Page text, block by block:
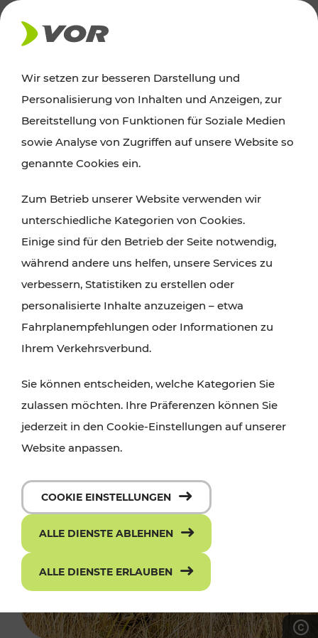
AKTUELLES
Ausflugstipps
Wien, Niederösterreich und das Burgenland
Wanderungen, Kultur und Gastronomie,
Radtouren oder purer Naturgenuss – viele
Attraktionen sind mit den Ticket- und Fahrplan-
Angeboten des VOR gut und schnell erreichbar.
Wir setzen zur besseren Darstellung und
Personalisierung von Inhalten und Anzeigen, zur
Bereitstellung von Funktionen für Soziale Medien
sowie Analyse von Zugriffen auf unsere Website so
genannte Cookies ein.
Zum Betrieb unserer Website verwenden wir
unterschiedliche Kategorien von Cookies.
Einige sind für den Betrieb der Seite notwendig,
während andere uns helfen, unsere Services zu
verbessern, Statistiken zu erstellen oder
personalisierte Inhalte anzuzeigen – etwa
Fahrplanempfehlungen oder Informationen zu
Ihrem Verkehrsverbund.
Sie können entscheiden, welche Kategorien Sie
zulassen möchten. Ihre Präferenzen können Sie
jederzeit in den Cookie-Einstellungen auf unserer
Website anpassen.
COOKIE EINSTELLUNGEN
ALLE DIENSTE ABLEHNEN
ALLE DIENSTE ERLAUBEN